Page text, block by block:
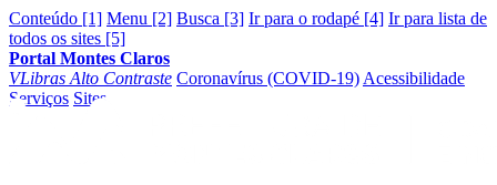
Conteúdo [1] Menu [2] Busca [3] Ir para o rodapé [4] Ir para lista de
todos os sites [5]
Portal Montes Claros
VLibras Alto Contraste Coronavírus (COVID-19) Acessibilidade
Serviços Sites